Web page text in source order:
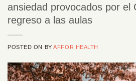
ansiedad provocados por el
regreso a las aulas
POSTED ON BYAFFOR HEALTH